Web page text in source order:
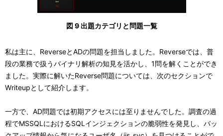
図 9 出題カテゴリと問題一覧
私は主に、ReverseとADの問題を担当しました。Reverseでは、普
段の業務で扱うバイナリ解析の知見を活かし、1問を解くことができ
ました。実際に解いたReverse問題については、次のセクションで
Writeupとして紹介します。
一方で、AD問題では初期アクセスには至りませんでした。調査の過
程でMSSQLにおけるSQLインジェクションの脆弱性を発見し、バッ